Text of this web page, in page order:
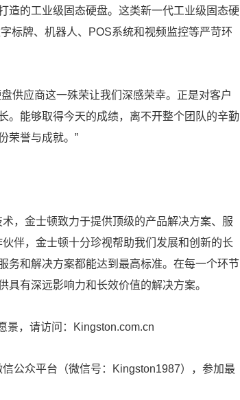
造的工业级固态硬盘。这类新一代工业级固态硬
标牌、机器人、POS系统和视频监控等严苛环
供应商这一殊荣让我们深感荣幸。正是对客户
。能够取得今天的成绩，离不开整个团队的辛勤
荣誉与成就。”
，金士顿致力于提供顶级的产品解决方案、服
伴，金士顿十分珍视帮助我们发展和创新的长
务和解决方案都能达到最高标准。在每一个环节
有深远影响力和长效价值的解决方案。
景，请访问：Kingston.com.cn
公众平台（微信号：Kingston1987），参加最